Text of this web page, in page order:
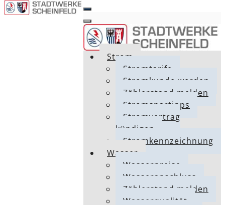
Strom
Stromtarife
Stromkunde werden
Zählerstand melden
Stromspartipps
Stromvertrag
kündigen
Stromkennzeichnung
Wasser
Wasserpreise
Wasseranschluss
Zählerstand melden
Wasserqualität